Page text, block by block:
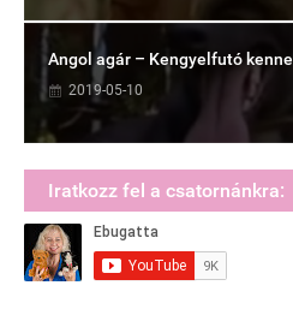
Angol agár – Kengyelfutó kennel
2019-05-10
Iratkozz fel a csatornánkra: